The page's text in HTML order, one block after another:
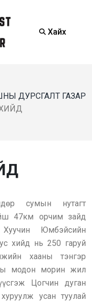
Хайх
ДУРСГАЛТ ГАЗАР
сумын нутагт
47км орчим зайд
Юмбэйсийн
хийд нь 250 гаруй
хааны тэнгэр
модон морин жил
Цогчин дуган
усан туулай